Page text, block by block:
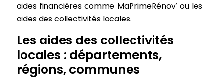
aides financières comme MaPrimeRénov’ ou les
aides des collectivités locales.
Les aides des collectivités
locales : départements,
régions, communes